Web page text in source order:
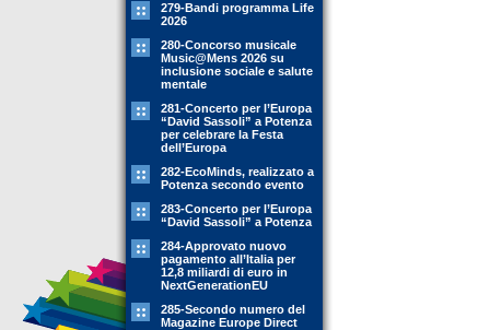
279-Bandi programma Life
2026
280-Concorso musicale
Music@Mens 2026 su
inclusione sociale e salute
mentale
281-Concerto per l’Europa
“David Sassoli” a Potenza
per celebrare la Festa
dell’Europa
282-EcoMinds, realizzato a
Potenza secondo evento
283-Concerto per l’Europa
“David Sassoli” a Potenza
284-Approvato nuovo
pagamento all’Italia per
12,8 miliardi di euro in
NextGenerationEU
285-Secondo numero del
Magazine Europe Direct